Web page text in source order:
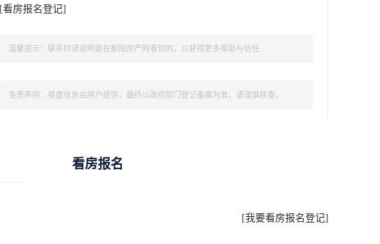
[看房报名登记]
温馨提示：联系时请说明是在鄱阳房产网看到的，以获得更多帮助与信任.
免责声明：楼盘信息由用户提供，最终以政府部门登记备案为准，请谨慎核查。
看房报名
[我要看房报名登记]